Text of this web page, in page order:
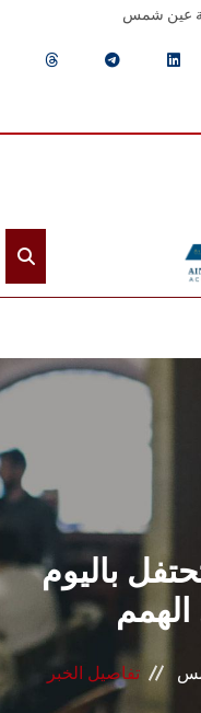
عين شمس
الرئيسيـة
عن الجامعة
القطاعـات
الشئون الأكاديمية
البحث العلمي
الرعاية الصحية
باليوم
الهمم
تفاصيل الخبر